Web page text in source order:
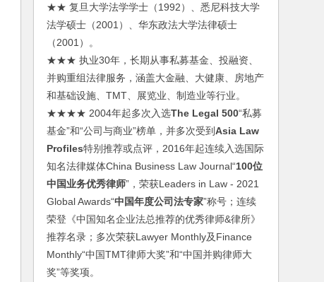
★★ 复旦大学法学学士（1992）、悉尼科技大学
法学硕士（2001）、华东政法大学法律硕士
（2001）。
★★★ 执业30年，长期从事私募基金、投融资、
并购重组法律服务，涵盖大金融、大健康、房地产
和基础设施、TMT、展览业、制造业等行业。
★★★★ 2004年起多次入选The Legal 500“私募
基金”和“公司与商业”榜单，并多次受到Asia Law
Profiles特别推荐或点评，2016年起连续入选国际
知名法律媒体China Business Law Journal“100位
中国业务优秀律师”，荣获Leaders in Law - 2021
Global Awards“中国年度公司法专家”称号；连续
荣登《中国知名企业法总推荐的优秀律师&律所》
推荐名录；多次荣获Lawyer Monthly及Finance
Monthly“中国TMT律师大奖”和“中国并购律师大
奖”等奖项。